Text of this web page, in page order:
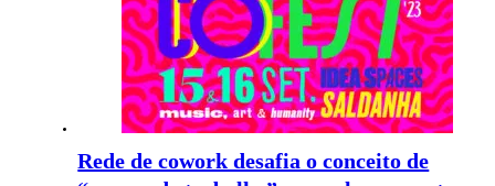
Rede de cowork desafia o conceito de